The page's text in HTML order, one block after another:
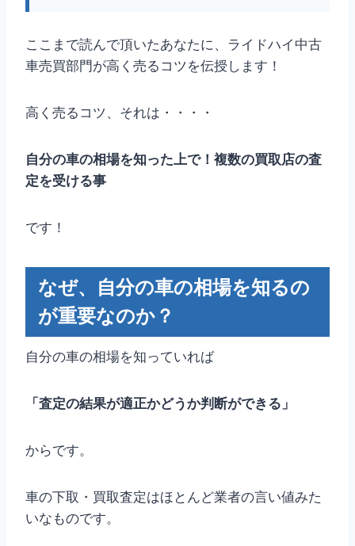
ここまで読んで頂いたあなたに、ライドハイ中古
車売買部門が高く売るコツを伝授します！
高く売るコツ、それは・・・・
自分の車の相場を知った上で！複数の買取店の査
定を受ける事
です！
なぜ、自分の車の相場を知るの
が重要なのか？
自分の車の相場を知っていれば
「査定の結果が適正かどうか判断ができる」
からです。
車の下取・買取査定はほとんど業者の言い値みた
いなものです。